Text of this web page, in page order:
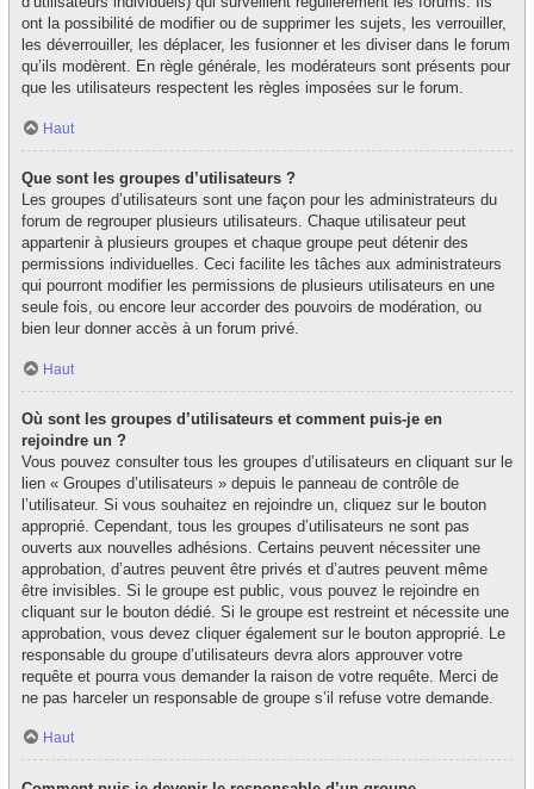
ont la possibilité de modifier ou de supprimer les sujets, les verrouiller,
les déverrouiller, les déplacer, les fusionner et les diviser dans le forum
qu’ils modèrent. En règle générale, les modérateurs sont présents pour
que les utilisateurs respectent les règles imposées sur le forum.
Haut
Que sont les groupes d’utilisateurs ?
Les groupes d’utilisateurs sont une façon pour les administrateurs du
forum de regrouper plusieurs utilisateurs. Chaque utilisateur peut
appartenir à plusieurs groupes et chaque groupe peut détenir des
permissions individuelles. Ceci facilite les tâches aux administrateurs
qui pourront modifier les permissions de plusieurs utilisateurs en une
seule fois, ou encore leur accorder des pouvoirs de modération, ou
bien leur donner accès à un forum privé.
Haut
Où sont les groupes d’utilisateurs et comment puis-je en
rejoindre un ?
Vous pouvez consulter tous les groupes d’utilisateurs en cliquant sur le
lien « Groupes d’utilisateurs » depuis le panneau de contrôle de
l’utilisateur. Si vous souhaitez en rejoindre un, cliquez sur le bouton
approprié. Cependant, tous les groupes d’utilisateurs ne sont pas
ouverts aux nouvelles adhésions. Certains peuvent nécessiter une
approbation, d’autres peuvent être privés et d’autres peuvent même
être invisibles. Si le groupe est public, vous pouvez le rejoindre en
cliquant sur le bouton dédié. Si le groupe est restreint et nécessite une
approbation, vous devez cliquer également sur le bouton approprié. Le
responsable du groupe d’utilisateurs devra alors approuver votre
requête et pourra vous demander la raison de votre requête. Merci de
ne pas harceler un responsable de groupe s’il refuse votre demande.
Haut